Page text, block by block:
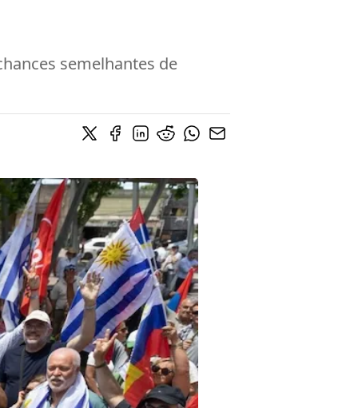
semelhantes de